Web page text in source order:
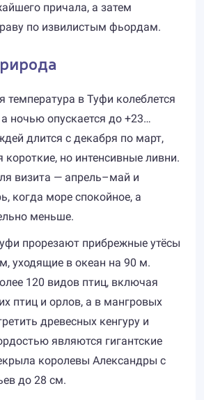
причала, а затем
по извилистым фьордам.
температура в Туфи колеблется
а ночью опускается до +23…
длится с декабря по март,
короткие, но интенсивные ливни.
визита — апрель–май и
когда море спокойное, а
меньше.
прорезают прибрежные утёсы
уходящие в океан на 90 м.
120 видов птиц, включая
птиц и орлов, а в мангровых
древесных кенгуру и
являются гигантские
королевы Александры с
до 28 см.